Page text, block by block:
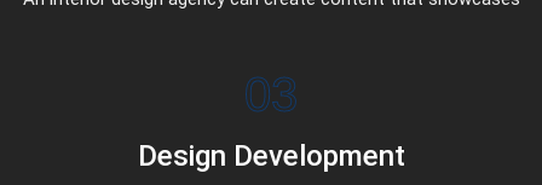
03
Design Development